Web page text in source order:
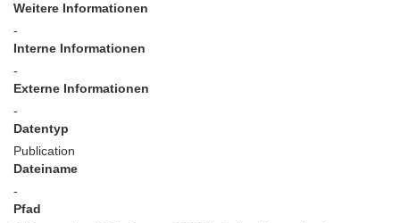
Weitere Informationen
-
Interne Informationen
-
Externe Informationen
-
Datentyp
Publication
Dateiname
-
Pfad